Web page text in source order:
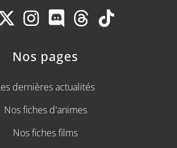
Nos pages
dernières actualités
Nos fiches d'animes
Nos fiches films